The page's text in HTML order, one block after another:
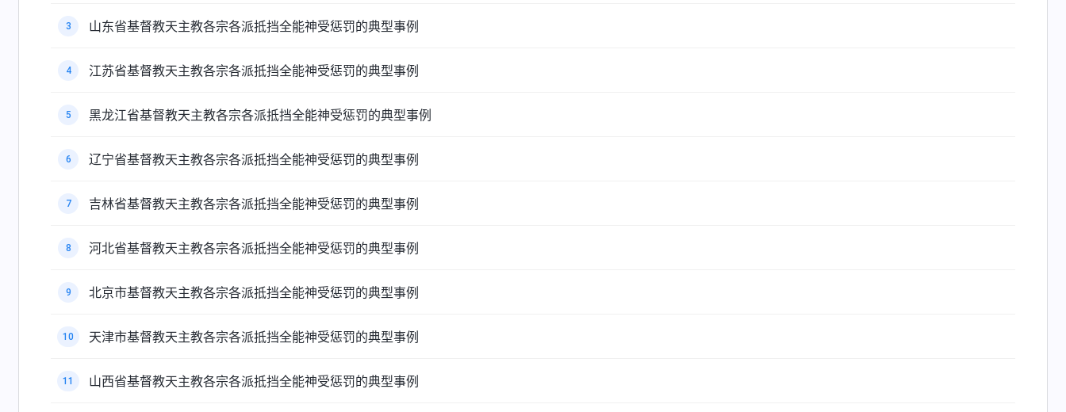
3 山东省基督教天主教各宗各派抵挡全能神受惩罚的典型事例
4 江苏省基督教天主教各宗各派抵挡全能神受惩罚的典型事例
5 黑龙江省基督教天主教各宗各派抵挡全能神受惩罚的典型事例
6 辽宁省基督教天主教各宗各派抵挡全能神受惩罚的典型事例
7 吉林省基督教天主教各宗各派抵挡全能神受惩罚的典型事例
8 河北省基督教天主教各宗各派抵挡全能神受惩罚的典型事例
9 北京市基督教天主教各宗各派抵挡全能神受惩罚的典型事例
10 天津市基督教天主教各宗各派抵挡全能神受惩罚的典型事例
11 山西省基督教天主教各宗各派抵挡全能神受惩罚的典型事例